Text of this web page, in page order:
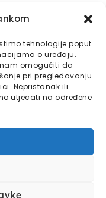
tehnologije poput
o uređaju.
omogućiti da
pri pregledavanju
Nepristanak ili
utjecati na određene
koristi